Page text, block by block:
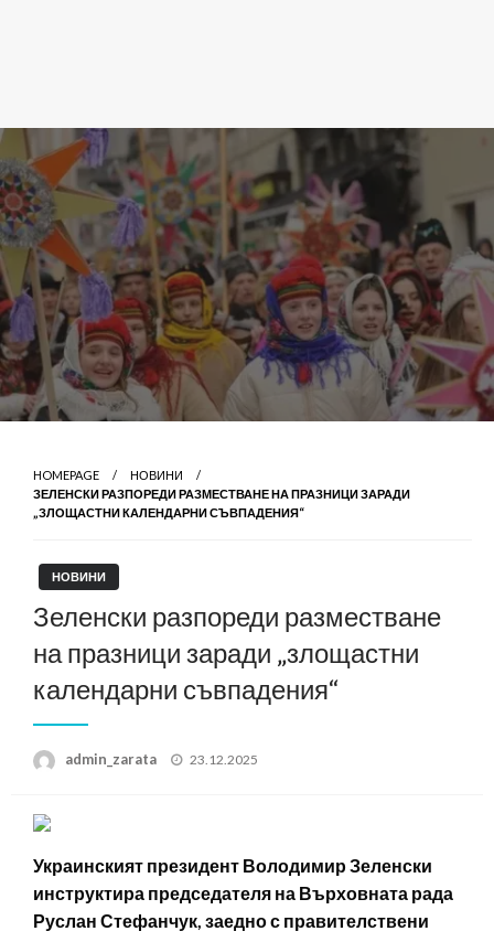
HOMEPAGE
НОВИНИ
ЗЕЛЕНСКИ РАЗПОРЕДИ РАЗМЕСТВАНЕ НА ПРАЗНИЦИ ЗАРАДИ
„ЗЛОЩАСТНИ КАЛЕНДАРНИ СЪВПАДЕНИЯ“
НОВИНИ
Зеленски разпореди разместване
на празници заради „злощастни
календарни съвпадения“
admin_zarata
Posted
23.12.2025
Украинският президент Володимир Зеленски
инструктира председателя на Върховната рада
Руслан Стефанчук, заедно с правителствени